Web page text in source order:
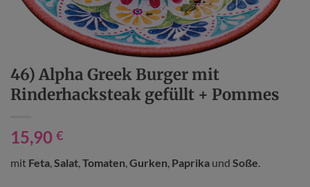
46) Alpha Greek Burger mit
Rinderhacksteak gefüllt + Pommes
15,90 €
mit Feta Salat Tomaten Gurken Paprika und Soße